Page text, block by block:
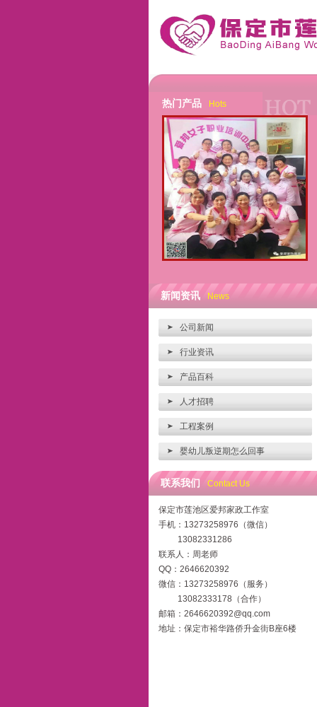
热门产品 Hots
新闻资讯 News
公司新闻
行业资讯
产品百科
人才招聘
工程案例
婴幼儿叛逆期怎么回事
联系我们 Contact Us
保定市莲池区爱邦家政工作室
手机：13273258976（微信）
13082331286
联系人：周老师
QQ：2646620392
微信：13273258976（服务）
13082333178（合作）
邮箱：2646620392@qq.com
地址：保定市裕华路侨升金街B座6楼